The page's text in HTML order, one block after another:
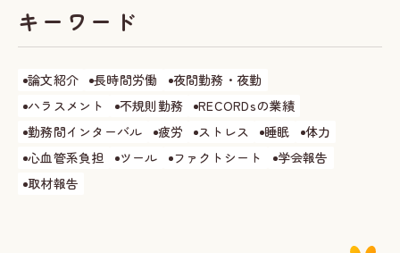
キーワード
論文紹介 長時間労働
夜間勤務・夜勤
ハラスメント
不規則勤務
RECORDsの業績
勤務間インターバル
疲労 ストレス 睡眠
体力
心血管系負担
ツール ファクトシート
学会報告
取材報告